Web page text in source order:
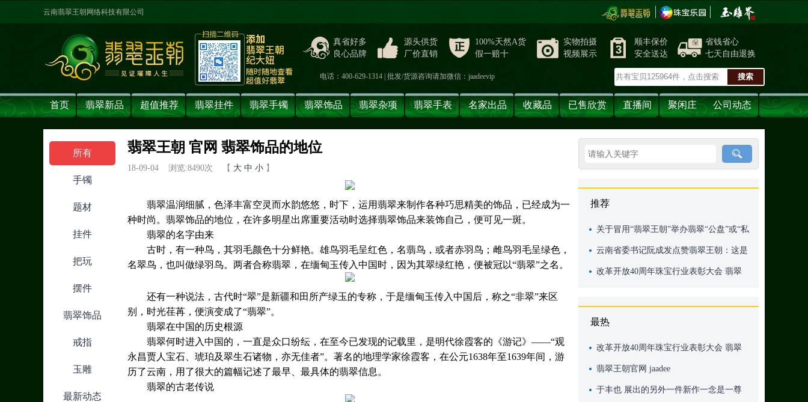
云南翡翠王朝网络科技有限公司
真省好多
良心品牌
源头供货
厂价直销
100%天然A货
假一赔十
实物拍摄
视频展示
顺丰保价
安全送达
省钱省心
七天自由退换
电话：400-629-1314 | 批发/货源咨询请加微信：jaadeevip
首页 翡翠新品 超值推荐 翡翠挂件 翡翠手镯 翡翠饰品 翡翠杂项 翡翠手表 名家出品 收藏品 已售欣赏 直播间 聚闲庄 公司动态
所有
手镯
题材
挂件
把玩
摆件
翡翠饰品
戒指
玉雕
最新动态
翡翠王朝 官网 翡翠饰品的地位
18-09-04 浏览:8490次 【 大 中 小 】
翡翠温润细腻，色泽丰富空灵而水韵悠悠，时下，运用翡翠来制作各种巧思精美的饰品，已经成为一
种时尚。翡翠饰品的地位，在许多明星出席重要活动时选择翡翠饰品来装饰自己，便可见一斑。
翡翠的名字由来
古时，有一种鸟，其羽毛颜色十分鲜艳。雄鸟羽毛呈红色，名翡鸟，或者赤羽鸟；雌鸟羽毛呈绿色，
名翠鸟，也叫做绿羽鸟。两者合称翡翠，在缅甸玉传入中国时，因为其翠绿红艳，便被冠以“翡翠”之名。
还有一种说法，古代时“翠”是新疆和田所产绿玉的专称，于是缅甸玉传入中国后，称之“非翠”来区
别，时光荏苒，便演变成了“翡翠”。
翡翠在中国的历史根源
翡翠何时进入中国的，一直是众口纷纭，在至今已发现的记载里，是明代徐霞客的《游记》——“观
永昌贾人宝石、琥珀及翠生石诸物，亦无佳者”。著名的地理学家徐霞客，在公元1638年至1639年间，游
历了云南，用了很大的篇幅记述了最早、最具体的翡翠信息。
翡翠的古老传说
推荐
关于冒用“翡翠王朝”举办翡翠“公盘”或“私
盘”不实消息的公告
云南省委书记阮成发点赞翡翠王朝：这是
非常好的新业态，要做出品牌！
改革开放40周年珠宝行业表彰大会 翡翠
最热
改革开放40周年珠宝行业表彰大会 翡翠
王朝荣获双重大奖
翡翠王朝官网 jaadee
于丰也 展出的另外一件新作一念是一尊